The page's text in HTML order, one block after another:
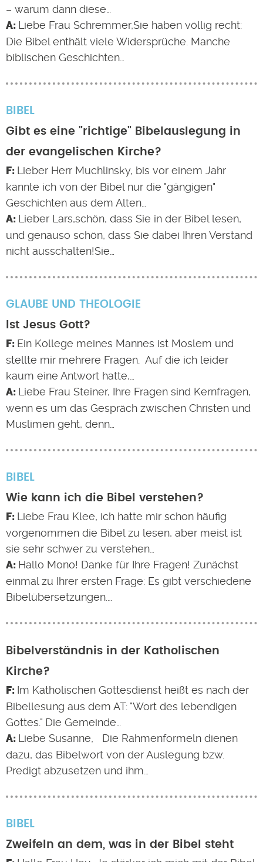
– warum dann diese…
Liebe Frau Schremmer,Sie haben völlig recht:
Die Bibel enthält viele Widersprüche. Manche
biblischen Geschichten…
BIBEL
Gibt es eine "richtige" Bibelauslegung in
der evangelischen Kirche?
Lieber Herr Muchlinsky, bis vor einem Jahr
kannte ich von der Bibel nur die "gängigen"
Geschichten aus dem Alten…
Lieber Lars,schön, dass Sie in der Bibel lesen,
und genauso schön, dass Sie dabei Ihren Verstand
nicht ausschalten!Sie…
GLAUBE UND THEOLOGIE
Ist Jesus Gott?
Ein Kollege meines Mannes ist Moslem und
stellte mir mehrere Fragen. Auf die ich leider
kaum eine Antwort hatte,…
Liebe Frau Steiner, Ihre Fragen sind Kernfragen,
wenn es um das Gespräch zwischen Christen und
Muslimen geht, denn…
BIBEL
Wie kann ich die Bibel verstehen?
Liebe Frau Klee, ich hatte mir schon häufig
vorgenommen die Bibel zu lesen, aber meist ist
sie sehr schwer zu verstehen…
Hallo Mono! Danke für Ihre Fragen! Zunächst
einmal zu Ihrer ersten Frage: Es gibt verschiedene
Bibelübersetzungen.…
Bibelverständnis in der Katholischen
Kirche?
Im Katholischen Gottesdienst heißt es nach der
Bibellesung aus dem AT: "Wort des lebendigen
Gottes." Die Gemeinde…
Liebe Susanne, Die Rahmenformeln dienen
dazu, das Bibelwort von der Auslegung bzw.
Predigt abzusetzen und ihm…
BIBEL
Zweifeln an dem, was in der Bibel steht